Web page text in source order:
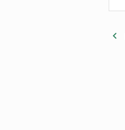
keyboard_arrow_left